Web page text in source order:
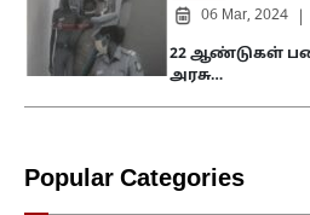
06 Mar, 2024
22 ஆண்டுகள்
அரசு…
Popular Categories